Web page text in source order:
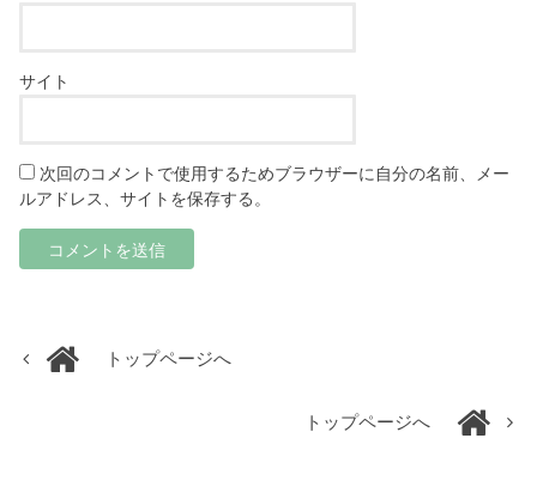
サイト
次回のコメントで使用するためブラウザーに自分の名前、メー
ルアドレス、サイトを保存する。
トップページへ
トップページへ